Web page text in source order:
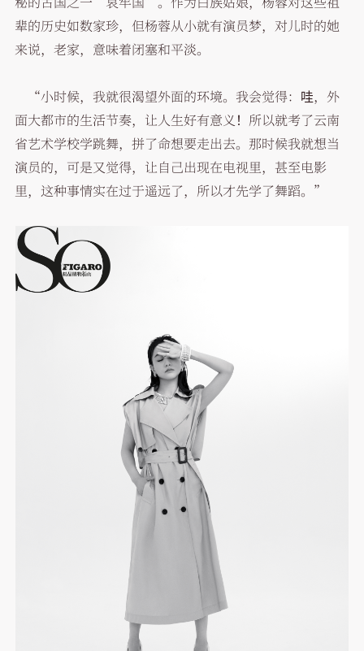
辈的历史如数家珍，但杨蓉从小就有演员梦，对儿时的她
来说，老家，意味着闭塞和平淡。
“小时候，我就很渴望外面的环境。我会觉得：哇，外
面大都市的生活节奏，让人生好有意义！所以就考了云南
省艺术学校学跳舞，拼了命想要走出去。那时候我就想当
演员的，可是又觉得，让自己出现在电视里，甚至电影
里，这种事情实在过于遥远了，所以才先学了舞蹈。”